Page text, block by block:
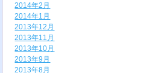
2014年2月
2014年1月
2013年12月
2013年11月
2013年10月
2013年9月
2013年8月